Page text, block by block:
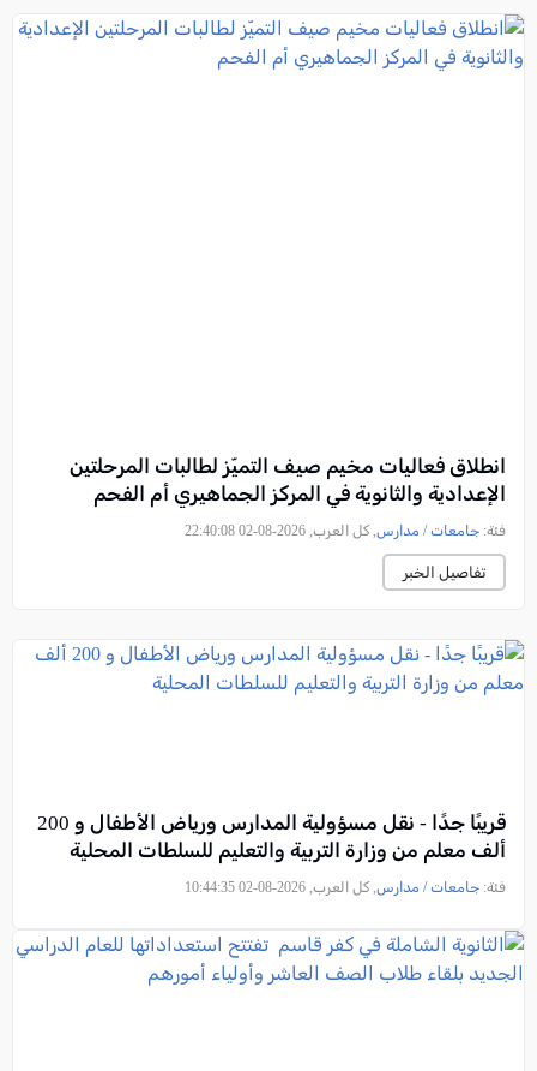
انطلاق فعاليات مخيم صيف التميّز لطالبات المرحلتين
الإعدادية والثانوية في المركز الجماهيري أم الفحم
فئة: جامعات / مدارس , كل العرب, 2026-08-02 22:40:08
تفاصيل الخبر
قريبًا جدًا - نقل مسؤولية المدارس ورياض الأطفال و 200
ألف معلم من وزارة التربية والتعليم للسلطات المحلية
فئة: جامعات / مدارس , كل العرب, 2026-08-02 10:44:35